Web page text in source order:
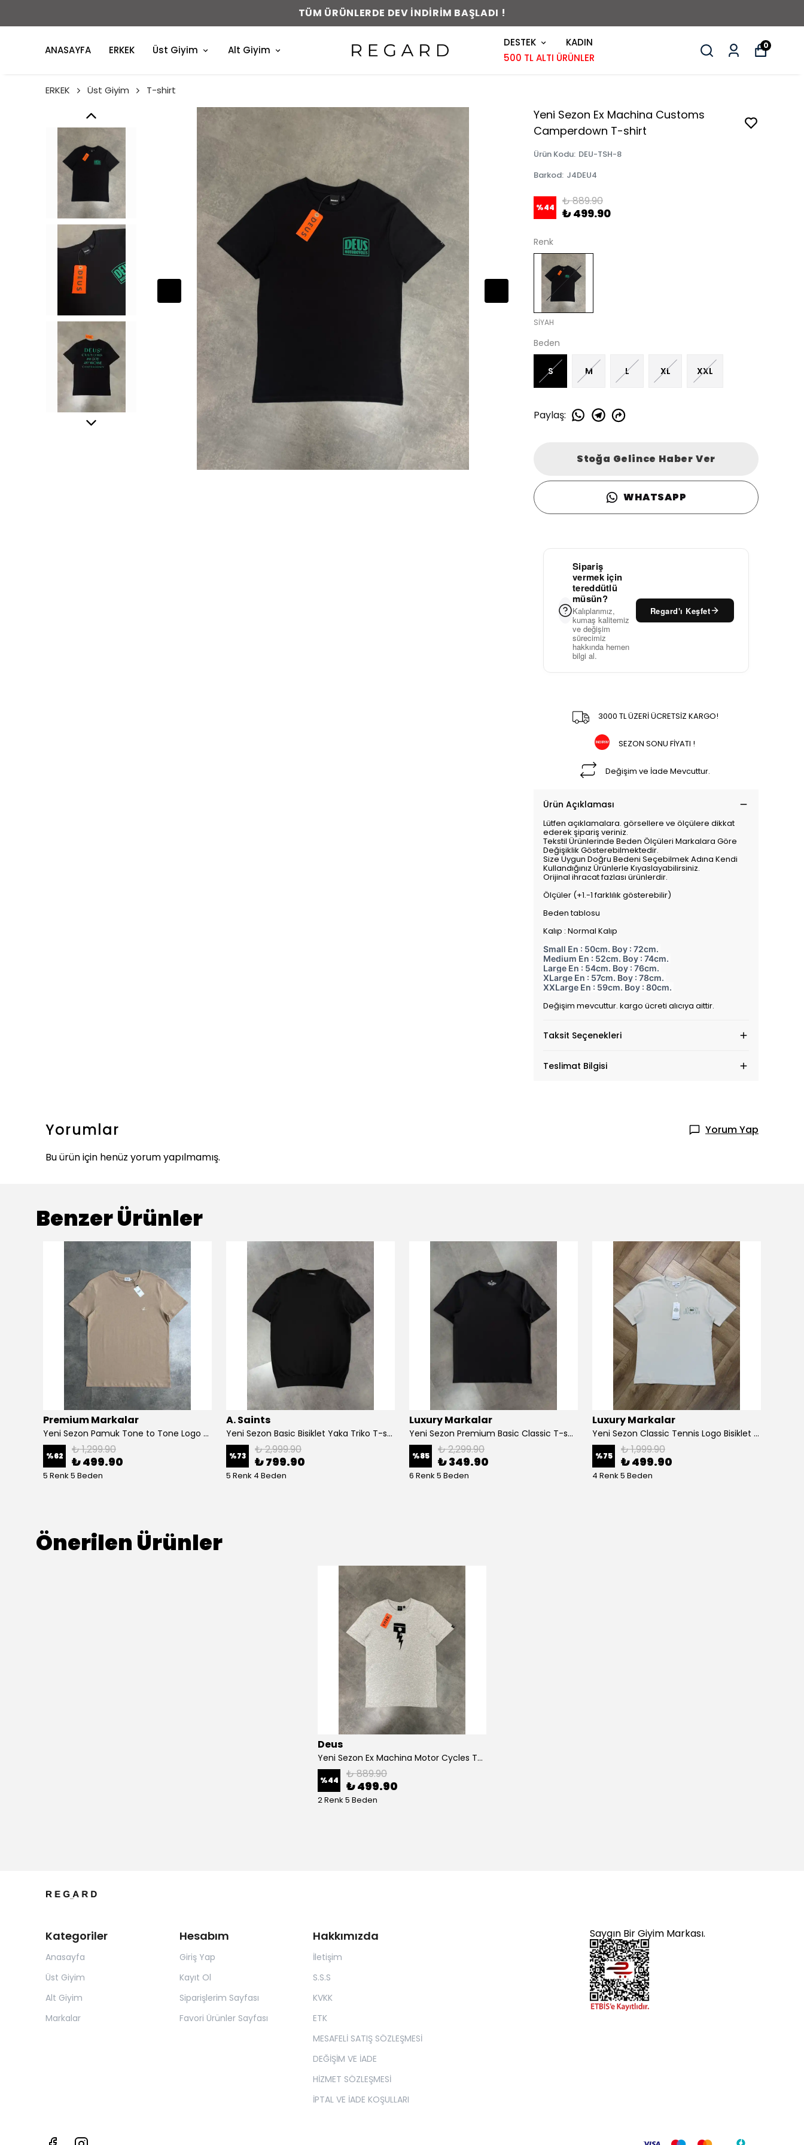
TÜM ÜRÜNLERDE DEV İNDİRİM BAŞLADI !
ANASAYFA ERKEK Üst Giyim Alt Giyim
DESTEK
KADIN
500 TL ALTI ÜRÜNLER
0
ERKEK Üst Giyim T-shirt
Yeni Sezon Ex Machina Customs
Camperdown T-shirt
Ürün Kodu: DEU-TSH-8
Barkod: J4DEU4
%44 ₺ 889.90
₺ 499.90
Renk
SİYAH
Beden
S M L XL XXL
Paylaş:
Stoğa Gelince Haber Ver
WHATSAPP
Sipariş
vermek için
tereddütlü
müsün?
Kalıplarımız,
kumaş kalitemiz
ve değişim
sürecimiz
hakkında hemen
bilgi al.
Regard'ı Keşfet
3000 TL ÜZERİ ÜCRETSİZ KARGO!
SEZON SONU FİYATI !
Değişim ve İade Mevcuttur.
Ürün Açıklaması
Lütfen açıklamalara. görsellere ve ölçülere dikkat
ederek şipariş veriniz.
Tekstil Ürünlerinde Beden Ölçüleri Markalara Göre
Değişiklik Gösterebilmektedir.
Size Uygun Doğru Bedeni Seçebilmek Adına Kendi
Kullandığınız Ürünlerle Kıyaslayabilirsiniz.
Orijinal ihracat fazlası ürünlerdir.
Ölçüler (+1.-1 farklılık gösterebilir)
Beden tablosu
Kalıp : Normal Kalıp
Small En : 50cm. Boy : 72cm.
Medium En : 52cm. Boy : 74cm.
Large En : 54cm. Boy : 76cm.
XLarge En : 57cm. Boy : 78cm.
XXLarge En : 59cm. Boy : 80cm.
Değişim mevcuttur. kargo ücreti alıcıya aittir.
Taksit Seçenekleri
Teslimat Bilgisi
Yorumlar
Yorum Yap
Bu ürün için henüz yorum yapılmamış.
Benzer Ürünler
Premium Markalar
Yeni Sezon Pamuk Tone to Tone Logo T-shirt
%62 ₺ 1,299.90
₺ 499.90
5 Renk 5 Beden
A. Saints
Yeni Sezon Basic Bisiklet Yaka Triko T-shirt
%73 ₺ 2,999.90
₺ 799.90
5 Renk 4 Beden
Luxury Markalar
Yeni Sezon Premium Basic Classic T-shirt
%85 ₺ 2,299.90
₺ 349.90
6 Renk 5 Beden
Luxury Markalar
Yeni Sezon Classic Tennis Logo Bisiklet Yaka T-shirt
%75 ₺ 1,999.90
₺ 499.90
4 Renk 5 Beden
Önerilen Ürünler
Deus
Yeni Sezon Ex Machina Motor Cycles T-shirt
%44 ₺ 889.90
₺ 499.90
2 Renk 5 Beden
Kategoriler
Anasayfa
Üst Giyim
Alt Giyim
Markalar
Hesabım
Giriş Yap
Kayıt Ol
Siparişlerim Sayfası
Favori Ürünler Sayfası
Hakkımızda
İletişim
S.S.S
KVKK
ETK
MESAFELİ SATIŞ SÖZLEŞMESİ
DEĞİŞİM VE İADE
HİZMET SÖZLEŞMESİ
İPTAL VE İADE KOŞULLARI
Saygın Bir Giyim Markası.